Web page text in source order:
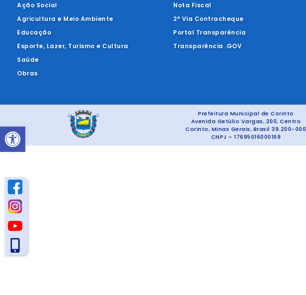
Ação Social
Agricultura e Meio Ambiente
Educação
Esporte, Lazer, Turismo e Cultura
Saúde
Obras
Nota Fiscal
2ª Via Contracheque
Portal Transparência
Transparência .GOV
Prefeitura Municipal de Corinto
Avenida Getúlio Vargas, 200, Centro
Corinto, Minas Gerais, Brasil 39.200-000
CNPJ – 17695016000169
Abrir a barra de ferramentas